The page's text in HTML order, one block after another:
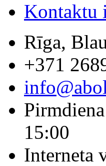
Kontaktu
Rīga,
+371
15:00
Interneta